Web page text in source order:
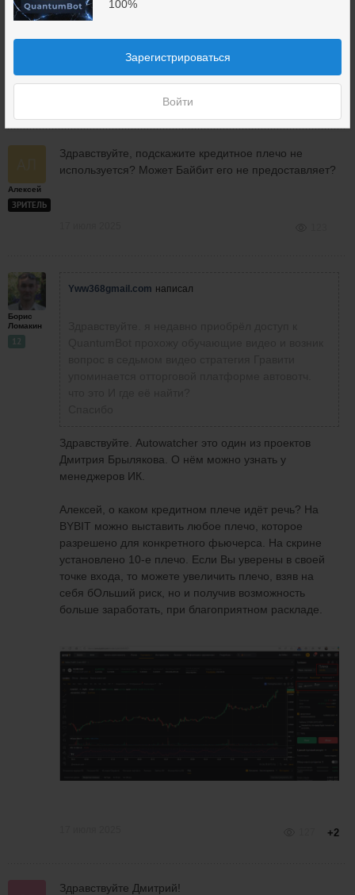
100%
Зарегистрироваться
Войти
Юрий
ЗРИТЕЛЬ
вопрос в седьмом видео стратегия Гравити
это И где её найти?
Алексей
ЗРИТЕЛЬ
Здравствуйте, подскажите кредитное плечо не
используется? Может Байбит его не предоставляет?
Борис
Ломакин
12
Yww368gmail.com написал
Здравствуйте. Autowatcher это один из проектов
Дмитрия Брылякова. О нём можно узнать у
менеджеров ИК.
Алексей, о каком кредитном плече идёт речь? На
BYBIT можно выставить любое плечо, которое
разрешено для конкретного фьючерса. На скрине
установлено 10-е плечо. Если Вы уверены в своей
точке входа, то можете увеличить плечо, взяв на
себя бОльший риск, но и получив возможность
больше заработать, при благоприятном раскладе.
+2
Здравствуйте Дмитрий!